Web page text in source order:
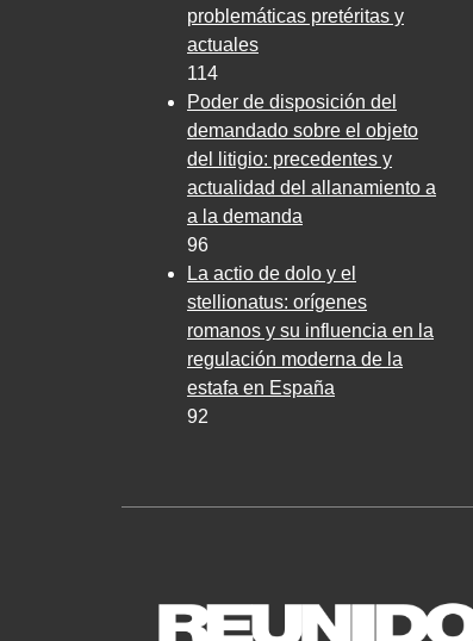
problemáticas pretéritas y
actuales
114
Poder de disposición del
demandado sobre el objeto
del litigio: precedentes y
actualidad del allanamiento a
a la demanda
96
La actio de dolo y el
stellionatus: orígenes
romanos y su influencia en la
regulación moderna de la
estafa en España
92